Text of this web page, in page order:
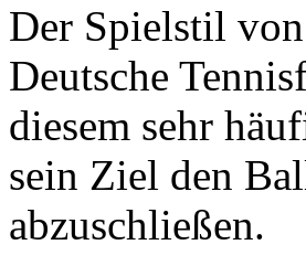
Der Spielstil
Deutsche
diesem sehr
sein Ziel den
abzuschließen.